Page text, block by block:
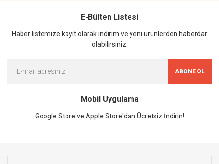
E-Bülten Listesi
Haber listemize kayıt olarak indirim ve yeni ürünlerden haberdar
olabilirsiniz.
ABONE OL
Mobil Uygulama
Google Store ve Apple Store'dan Ücretsiz İndirin!